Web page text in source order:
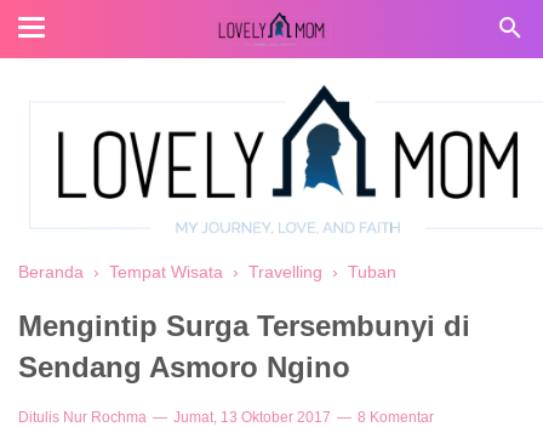
Beranda › Tempat Wisata › Travelling › Tuban
Mengintip Surga Tersembunyi di
Sendang Asmoro Ngino
Ditulis Nur Rochma Jumat, 13 Oktober 2017 8 Komentar